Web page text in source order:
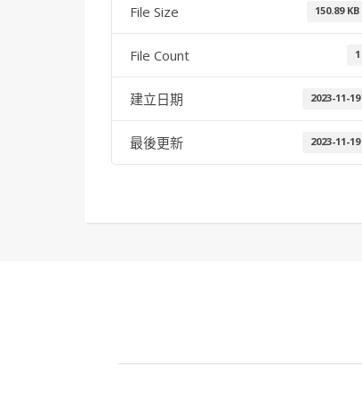
File Size 150.89 KB
File Count 1
建立日期 2023-11-19
最後更新 2023-11-19